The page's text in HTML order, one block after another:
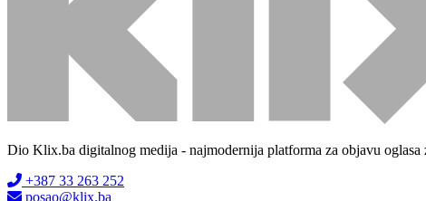
Dio Klix.ba digitalnog medija - najmodernija platforma za objavu
+387 33 263 252
posao@klix.ba